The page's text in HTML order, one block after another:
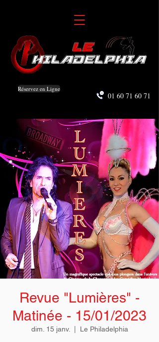
Réservez en Ligne
01 60 71 60 71
Revue "Lumières" -
Matinée - 15/01/2023
dim. 15 janv. Le Philadelphia